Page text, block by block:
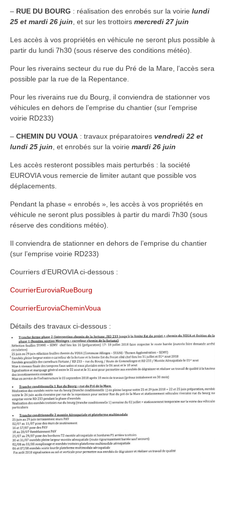
– RUE DU BOURG : réalisation des enrobés sur la voirie lundi
25 et mardi 26 juin , et sur les trottoirs mercredi 27 juin
Les accès à vos propriétés en véhicule ne seront plus possible à
partir du lundi 7h30 (sous réserve des conditions météo).
Pour les riverains secteur du rue du Pré de la Mare, l’accès sera
possible par la rue de la Repentance.
Pour les riverains rue du Bourg, il conviendra de stationner vos
véhicules en dehors de l’emprise du chantier (sur l’emprise
voirie RD233)
– CHEMIN DU VOUA : travaux préparatoires vendredi 22 et
lundi 25 juin , et enrobés sur la voirie mardi 26 juin
Les accès resteront possibles mais perturbés : la société
EUROVIA vous remercie de limiter autant que possible vos
déplacements.
Pendant la phase « enrobés », les accès à vos propriétés en
véhicule ne seront plus possibles à partir du mardi 7h30 (sous
réserve des conditions météo).
Il conviendra de stationner en dehors de l’emprise du chantier
(sur l’emprise voirie RD233)
Courriers d’EUROVIA ci-dessous :
CourrierEuroviaRueBourg
CourrierEuroviaCheminVoua
Détails des travaux ci-dessous :